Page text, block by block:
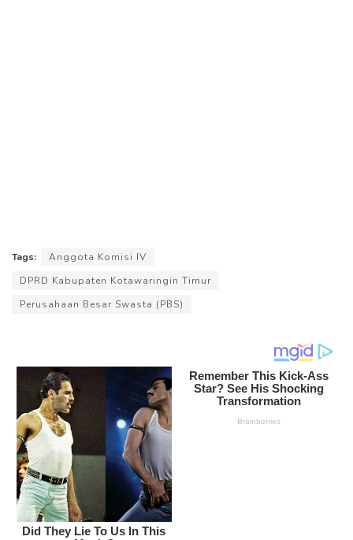
Tags:
Anggota Komisi IV
DPRD Kabupaten Kotawaringin Timur
Perusahaan Besar Swasta (PBS)